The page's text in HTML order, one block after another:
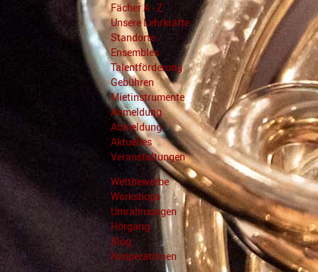
Fächer A - Z
Unsere Lehrkräfte
Standorte
Ensembles
Talentförderung
Gebühren
Mietinstrumente
Anmeldung
Abmeldung
Aktuelles
Veranstaltungen
Wettbewerbe
Workshops
Umrahmungen
Hörgang
Blog
Kooperationen